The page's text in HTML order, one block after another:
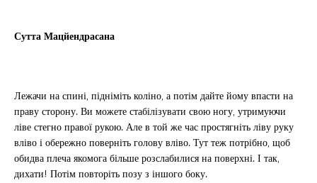
Сутта Мацйендрасана
Лежачи на спині, підніміть коліно, а потім дайте йому впасти на
праву сторону. Ви можете стабілізувати свою ногу, утримуючи
ліве стегно правої рукою. Але в той же час простягніть ліву руку
вліво і обережно поверніть голову вліво. Тут теж потрібно, щоб
обидва плеча якомога більше розслабилися на поверхні. І так,
дихати! Потім повторіть позу з іншого боку.